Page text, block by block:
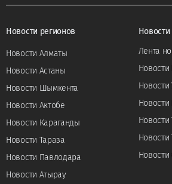
Новости регионов
Новости Алматы
Новости Астаны
Новости Шымкента
Новости Актобе
Новости Караганды
Новости Тараза
Новости Павлодара
Новости Атырау
Лента
Новости
Новости
Новости
Новости
Новости